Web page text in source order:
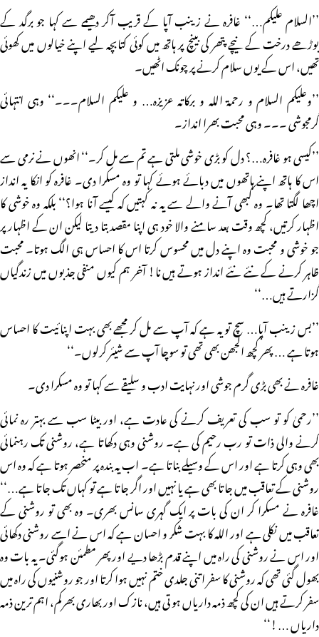
’’السلام علیکم…‘‘ غافرہ نے زینب آپا کے قریب آکر دھیمے سے کہا جو برگد کے
بوڑھے درخت کے نیچے پتھر کی بینچ پر ہاتھ میں کوئی کتابچہ لیے اپنے خیالوں میں کھوئی
تھیں، اس کے یوں سلام کرنے پر چونک اٹھیں۔
’’وعلیکم السلام و رحمۃ اللہ و برکاتہ عزیزہ… و علیکم السلام۔۔۔‘‘ وہی انتہائی
گرمجوشی ۔۔۔ وہی محبت بھرا انداز۔
’’کیسی ہو غافرہ…؟ دل کو بڑی خوشی ملتی ہے تم سے مل کر۔‘‘ انھوں نے نرمی سے
اس کا ہاتھ اپنے ہاتھوں میں دبائے ہوئے کہا تو وہ مسکرا دی۔ غافرہ کو انکا یہ انداز
اچھا لگتا تھا۔ وہ کبھی آنے والے سے یہ نہ کہتیں کہ کیسے آنا ہوا؟‘‘ بلکہ وہ خوشی کا
اظہار کرتیں، کچھ وقت بعد سامنے والا خود ہی اپنا مقصد بتا دیتا لیکن ان کے اظہار پر
جو خوشی و محبت وہ اپنے دل میں محسوس کرتا اس کا احساس ہی الگ ہوتا۔ محبت
ظاہر کرنے کے نئے نئے انداز ہوتے ہیں نا! آخر ہم کیوں منفی جذبوں میں زندگیاں
گزارتے ہیں…‘‘
’’بس زینب آپا… سچ تو یہ ہے کہ آپ سے مل کر مجھے بھی بہت اپنائیت کا احساس
ہوتا ہے … پھر کچھ الجھن بھی تھی تو سوچا آپ سے شیئر کرلوں۔‘‘
غافرہ نے بھی بڑی گرم جوشی اور نہایت ادب و سلیقے سے کہا تو وہ مسکرا دی۔
’’رحمیٰ کو تو سب کی تعریف کرنے کی عادت ہے، اور بیٹا سب سے بہتر رہ نمائی
کرنے والی ذات تو رب رحیم کی ہے۔ روشنی وہی دکھاتا ہے، روشنی تک رہنمائی
بھی وہی کرتا ہے اور اس کے وسیلے بناتا ہے۔ اب یہ بندہ پر منحصر ہوتا ہے کہ وہ اس
روشنی کے تعاقب میں جاتا بھی ہے یا نہیں اور اگر جاتا ہے تو کہاں تک جاتا ہے…‘‘
غافرہ نے مسکرا کر ان کی بات پر ایک گہری سانس بھری۔ وہ بھی تو روشنی کے
تعاقب میں نکلی ہے اور اللہ کا بہت شکر و احسان ہے کہ اس نے اسے روشنی دکھائی
اور اس نے روشنی کی راہ میں اپنے قدم بڑھا دیے اور پھر مطمئن ہوگئی۔ یہ بات وہ
بھول گئی تھی کہ روشنی کا سفر اتنی جلدی ختم نہیں ہوا کرتا اور جو روشنیوں کی راہ میں
سفر کرتے ہیں ان کی کچھ ذمہ داریاں ہو تی ہیں، نازک اور بھاری بھرکم، اہم ترین ذمہ
داریاں …!‘‘